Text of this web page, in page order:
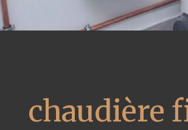
chaudière